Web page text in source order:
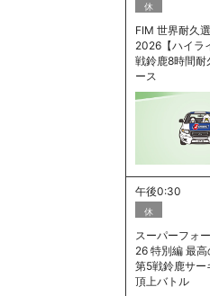
休
FIM 世界耐久
2026【ハイラ
戦鈴鹿8時間耐
ース
午後0:30
休
スーパーフォ
26 特別編 最
第5戦鈴鹿サー
頂上バトル